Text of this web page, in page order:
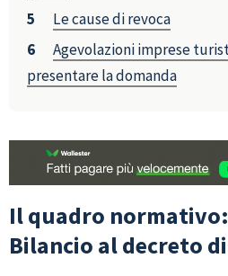
Le cause di revoca
Agevolazioni imprese
presentare la domanda
Il quadro
Bilancio al decreto